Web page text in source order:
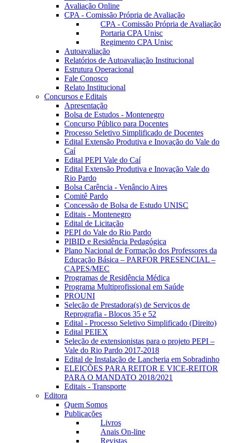
Avaliação Online
CPA - Comissão Própria de Avaliação
CPA - Comissão Própria de Avaliação
Portaria CPA Unisc
Regimento CPA Unisc
Autoavaliação
Relatórios de Autoavaliação Institucional
Estrutura Operacional
Fale Conosco
Relato Institucional
Concursos e Editais
Apresentação
Bolsa de Estudos - Montenegro
Concurso Público para Docentes
Processo Seletivo Simplificado de Docentes
Edital Extensão Produtiva e Inovação do Vale do
Caí
Edital PEPI Vale do Caí
Edital Extensão Produtiva e Inovação Vale do
Rio Pardo
Bolsa Carência - Venâncio Aires
Comitê Pardo
Concessão de Bolsa de Estudo UNISC
Editais - Montenegro
Edital de Licitação
PEPI do Vale do Rio Pardo
PIBID e Residência Pedagógica
Plano Nacional de Formação dos Professores da
Educação Básica – PARFOR PRESENCIAL –
CAPES/MEC
Programas de Residência Médica
Programa Multiprofissional em Saúde
PROUNI
Seleção de Prestadora(s) de Serviços de
Reprografia - Blocos 35 e 52
Edital - Processo Seletivo Simplificado (Direito)
Edital PEIEX
Seleção de extensionistas para o projeto PEPI –
Vale do Rio Pardo 2017-2018
Edital de Instalação de Lancheria em Sobradinho
ELEIÇÕES PARA REITOR E VICE-REITOR
PARA O MANDATO 2018/2021
Editais - Transporte
Editora
Quem Somos
Publicações
Livros
Anais On-line
Revistas